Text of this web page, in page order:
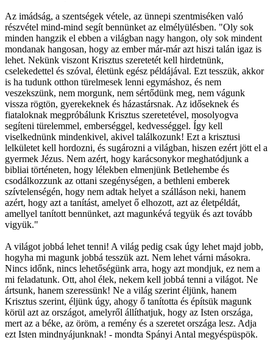
Az imádság, a szentségek vétele, az ünnepi szentmiséken való
részvétel mind-mind segít bennünket az elmélyülésben. "Oly sok
minden hangzik el ebben a világban nagy hangon, oly sok mindent
mondanak hangosan, hogy az ember már-már azt hiszi talán igaz is
lehet. Nekünk viszont Krisztus szeretetét kell hirdetnünk,
cselekedettel és szóval, életünk egész példájával. Ezt tesszük, akkor
is ha tudunk otthon türelmesek lenni egymáshoz, és nem
veszekszünk, nem morgunk, nem sértődünk meg, nem vágunk
vissza rögtön, gyerekeknek és házastársnak. Az időseknek és
fiataloknak megpróbálunk Krisztus szeretetével, mosolyogva
segíteni türelemmel, emberséggel, kedvességgel. Így kell
viselkednünk mindenkivel, akivel találkozunk! Ezt a krisztusi
lelkületet kell hordozni, és sugározni a világban, hiszen ezért jött el a
gyermek Jézus. Nem azért, hogy karácsonykor meghatódjunk a
bibliai történeten, hogy lélekben elmenjünk Betlehembe és
csodálkozzunk az ottani szegénységen, a bethleni emberek
szívtelenségén, hogy nem adtak helyet a szálláson neki, hanem
azért, hogy azt a tanítást, amelyet ő elhozott, azt az életpéldát,
amellyel tanított bennünket, azt magunkévá tegyük és azt tovább
vigyük."
A világot jobbá lehet tenni! A világ pedig csak úgy lehet majd jobb,
hogyha mi magunk jobbá tesszük azt. Nem lehet várni másokra.
Nincs időnk, nincs lehetőségünk arra, hogy azt mondjuk, ez nem a
mi feladatunk. Ott, ahol élek, nekem kell jobbá tenni a világot. Ne
ártsunk, hanem szeressünk! Ne a világ szerint éljünk, hanem
Krisztus szerint, éljünk úgy, ahogy ő tanította és építsük magunk
körül azt az országot, amelyről állíthatjuk, hogy az Isten országa,
mert az a béke, az öröm, a remény és a szeretet országa lesz. Adja
ezt Isten mindnyájunknak! - mondta Spányi Antal megyéspüspök.